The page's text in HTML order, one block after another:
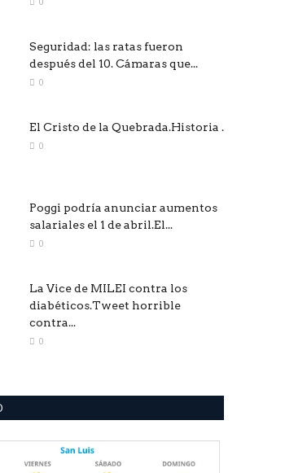
Seguridad: las ratas fueron
después del 10. Cámaras que...
0
El Cristo de la Quebrada.Historia .
0
Poggi podría anunciar aumentos
salariales el 1 de abril.El...
0
La Vice de MILEI contra los
diabéticos.Tweet horrible
contra...
0